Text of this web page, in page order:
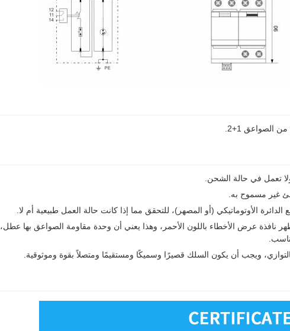
الصواعق 1+2.
تعمل في حالة الشحن.
غير مسموح به.
الدائرة الأوتوماتيكي (أو المصهر)، للتحقق مما إذا كانت حالة العمل طبيعية أم لا.
نافذة عرض الأخطاء باللون الأحمر، وهذا يعني أن وحدة مقاومة الصواعق بها عطل،
ويجب أن يكون السلك قصيرًا وسميكًا ومستقيمًا ومتصلاً بقوة وموثوقية.